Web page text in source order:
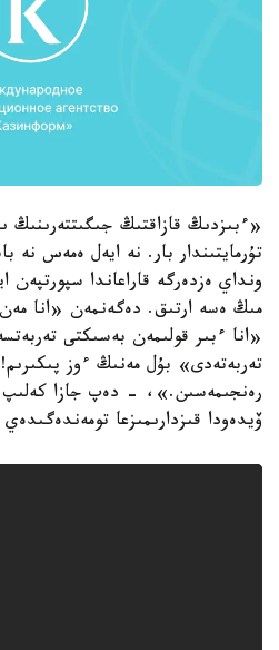
«ءبىزدىڭ قازاقتىڭ جىگىتتەرىنىڭ
تۇرمايتىندار بار. نە ايەل ەمەس
ونداي ەزدەرگە قاراعاندا سپورتپەن
مىڭ ەسە ارتىق. دەگەنمەن «انا
«انا ءبىر قولىمەن بەسىكتى
تەربەتەدى» بۇل مەنىڭ ءوز
رەنجىمەسىن.»، - دەپ جازا
ۆيدەودا قىزدارىمىزعا